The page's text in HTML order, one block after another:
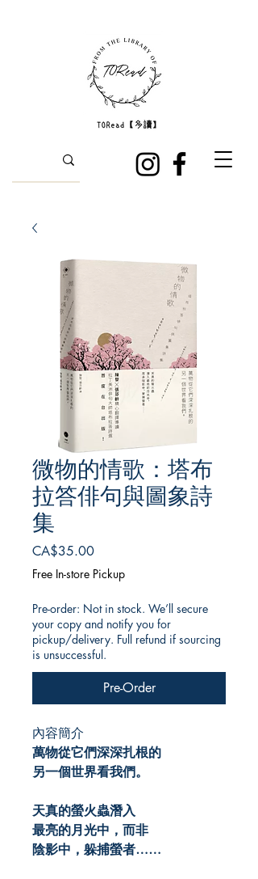
微物的情歌：塔布
拉答俳句與圖象詩
集
CA$35.00Price
Free In-store Pickup
Pre-order: Not in stock. We’ll secure
your copy and notify you for
pickup/delivery. Full refund if sourcing
is unsuccessful.
Pre-Order
內容簡介
萬物從它們深深扎根的
另一個世界看我們。
天真的螢火蟲潛入
最亮的月光中，而非
陰影中，躲捕螢者……